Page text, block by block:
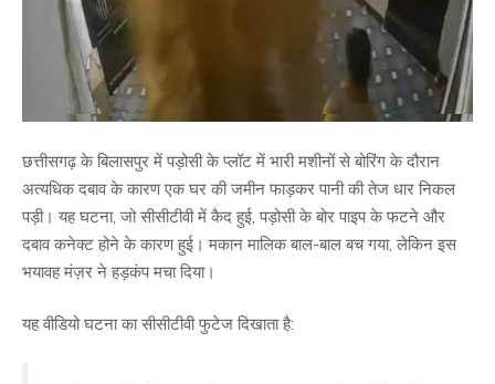
छत्तीसगढ़ के बिलासपुर में पड़ोसी के प्लॉट में भारी मशीनों से बोरिंग के दौरान
अत्यधिक दबाव के कारण एक घर की जमीन फाड़कर पानी की तेज धार निकल
पड़ी। यह घटना, जो सीसीटीवी में कैद हुई, पड़ोसी के बोर पाइप के फटने और
दबाव कनेक्ट होने के कारण हुई। मकान मालिक बाल-बाल बच गया, लेकिन इस
भयावह मंज़र ने हड़कंप मचा दिया।
यह वीडियो घटना का सीसीटीवी फुटेज दिखाता है: